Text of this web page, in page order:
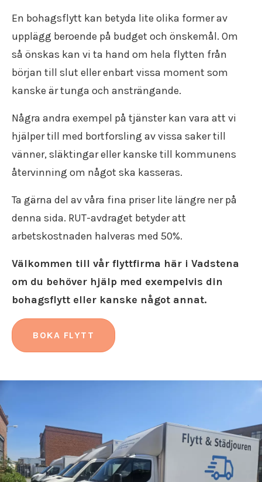
En bohagsflytt kan betyda lite olika former av
upplägg beroende på budget och önskemål. Om
så önskas kan vi ta hand om hela flytten från
början till slut eller enbart vissa moment som
kanske är tunga och ansträngande.
Några andra exempel på tjänster kan vara att vi
hjälper till med bortforsling av vissa saker till
vänner, släktingar eller kanske till kommunens
återvinning om något ska kasseras.
Ta gärna del av våra fina priser lite längre ner på
denna sida. RUT-avdraget betyder att
arbetskostnaden halveras med 50%.
Välkommen till vår flyttfirma här i Vadstena
om du behöver hjälp med exempelvis din
bohagsflytt eller kanske något annat.
BOKA FLYTT